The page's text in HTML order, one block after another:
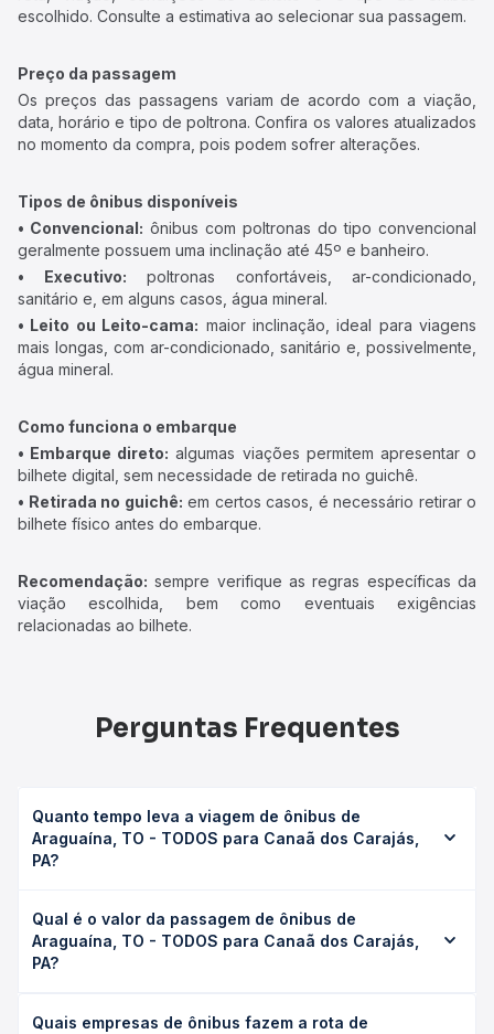
escolhido. Consulte a estimativa ao selecionar sua passagem.
Preço da passagem
Os preços das passagens variam de acordo com a viação,
data, horário e tipo de poltrona. Confira os valores atualizados
no momento da compra, pois podem sofrer alterações.
Tipos de ônibus disponíveis
• Convencional: ônibus com poltronas do tipo convencional
geralmente possuem uma inclinação até 45º e banheiro.
• Executivo: poltronas confortáveis, ar-condicionado,
sanitário e, em alguns casos, água mineral.
• Leito ou Leito-cama: maior inclinação, ideal para viagens
mais longas, com ar-condicionado, sanitário e, possivelmente,
água mineral.
Como funciona o embarque
• Embarque direto: algumas viações permitem apresentar o
bilhete digital, sem necessidade de retirada no guichê.
• Retirada no guichê: em certos casos, é necessário retirar o
bilhete físico antes do embarque.
Recomendação: sempre verifique as regras específicas da
viação escolhida, bem como eventuais exigências
relacionadas ao bilhete.
Perguntas Frequentes
Quanto tempo leva a viagem de ônibus de
Araguaína, TO - TODOS para Canaã dos Carajás,
PA?
Canaã dos Carajás, PA leva em média 10h 15min, podendo
variar conforme a viação, o tipo de serviço (convencional,
executivo ou leito) e as condições de tráfego. Na Quero
Qual é o valor da passagem de ônibus de
Araguaína, TO - TODOS para Canaã dos Carajás,
PA?
TODOS para Canaã dos Carajás, PA custa em média R$
Quais empresas de ônibus fazem a rota de